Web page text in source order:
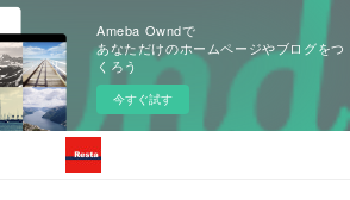
Ameba Owndで
あなただけのホームページやブログをつ
くろう
今すぐ試す